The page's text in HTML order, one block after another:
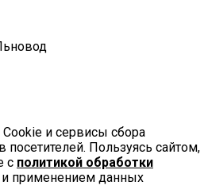
и сервисы сбора
посетителей. Пользуясь сайтом,
с политикой обработки
и применением данных